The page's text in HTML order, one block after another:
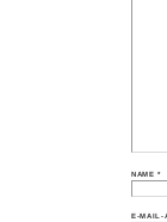
NAME*
E-MAIL-